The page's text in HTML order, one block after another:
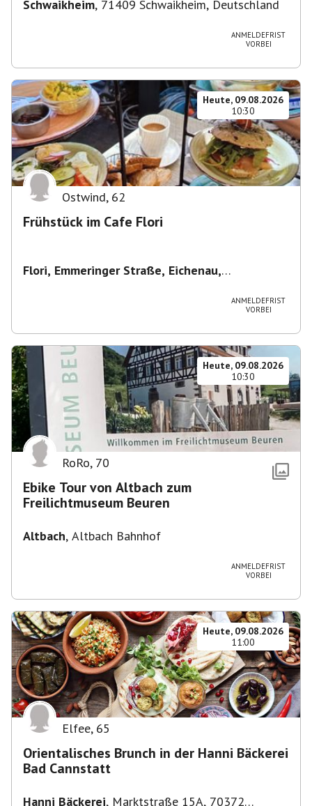
Schwaikheim, 71409 Schwaikheim, Deutschland
ANMELDEFRIST
VORBEI
Heute, 09.08.2026
10:30
Ostwind, 62
Frühstück im Cafe Flori
Flori, Emmeringer Straße, Eichenau,
ANMELDEFRIST
VORBEI
Heute, 09.08.2026
10:30
RoRo, 70
Ebike Tour von Altbach zum
Freilichtmuseum Beuren
Altbach, Altbach Bahnhof
ANMELDEFRIST
VORBEI
Heute, 09.08.2026
11:00
Elfee, 65
Orientalisches Brunch in der Hanni Bäckerei
Bad Cannstatt
Hanni Bäckerei, Marktstraße 15A, 70372